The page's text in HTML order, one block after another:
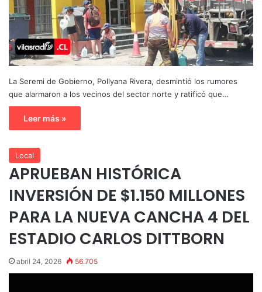
La Seremi de Gobierno, Pollyana Rivera, desmintió los rumores
que alarmaron a los vecinos del sector norte y ratificó que…
Leer más »
Local
APRUEBAN HISTÓRICA
INVERSIÓN DE $1.150 MILLONES
PARA LA NUEVA CANCHA 4 DEL
ESTADIO CARLOS DITTBORN
abril 24, 2026 56.705